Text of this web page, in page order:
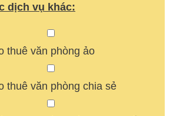
dịch vụ khác:
thuê văn phòng ảo
thuê văn phòng chia sẻ